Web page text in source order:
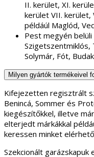
II. kerület, XI.
kerület VII.
példáúl Maglód,
Pest megyén
Szigetszentmiklós,
Solymár, Fót,
Milyen gyártók termékeivel
Kifejezetten regisztrált
Benincá, Sommer és
kiegészítőkkel, illetve
elterjedt márkákkal
keressen minket
Szekcionált